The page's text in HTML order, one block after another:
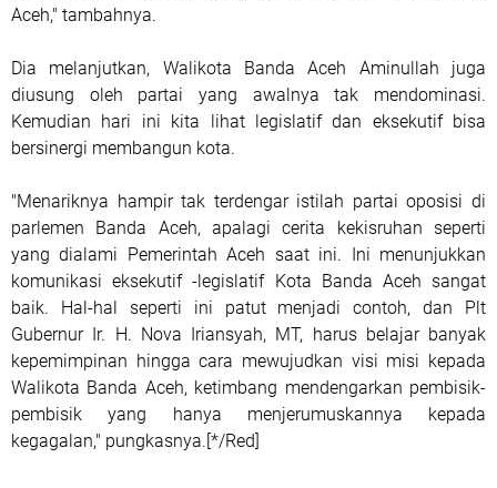
Aceh," tambahnya.
Dia melanjutkan, Walikota Banda Aceh Aminullah juga
diusung oleh partai yang awalnya tak mendominasi.
Kemudian hari ini kita lihat legislatif dan eksekutif bisa
bersinergi membangun kota.
"Menariknya hampir tak terdengar istilah partai oposisi di
parlemen Banda Aceh, apalagi cerita kekisruhan seperti
yang dialami Pemerintah Aceh saat ini. Ini menunjukkan
komunikasi eksekutif -legislatif Kota Banda Aceh sangat
baik. Hal-hal seperti ini patut menjadi contoh, dan Plt
Gubernur Ir. H. Nova Iriansyah, MT, harus belajar banyak
kepemimpinan hingga cara mewujudkan visi misi kepada
Walikota Banda Aceh, ketimbang mendengarkan pembisik-
pembisik yang hanya menjerumuskannya kepada
kegagalan," pungkasnya.[*/Red]